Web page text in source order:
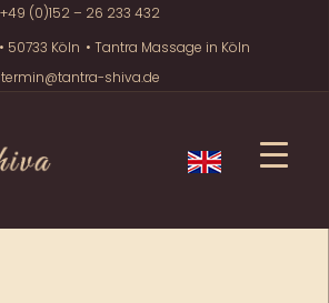
+49 (0)152 – 26 233 432
50733 Köln • Tantra Massage in Köln
termin@tantra-shiva.de